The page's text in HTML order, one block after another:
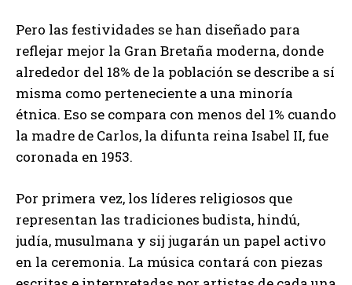
Pero las festividades se han diseñado para
reflejar mejor la Gran Bretaña moderna, donde
alrededor del 18% de la población se describe a sí
misma como perteneciente a una minoría
étnica. Eso se compara con menos del 1% cuando
la madre de Carlos, la difunta reina Isabel II, fue
coronada en 1953.
Por primera vez, los líderes religiosos que
representan las tradiciones budista, hindú,
judía, musulmana y sij jugarán un papel activo
en la ceremonia. La música contará con piezas